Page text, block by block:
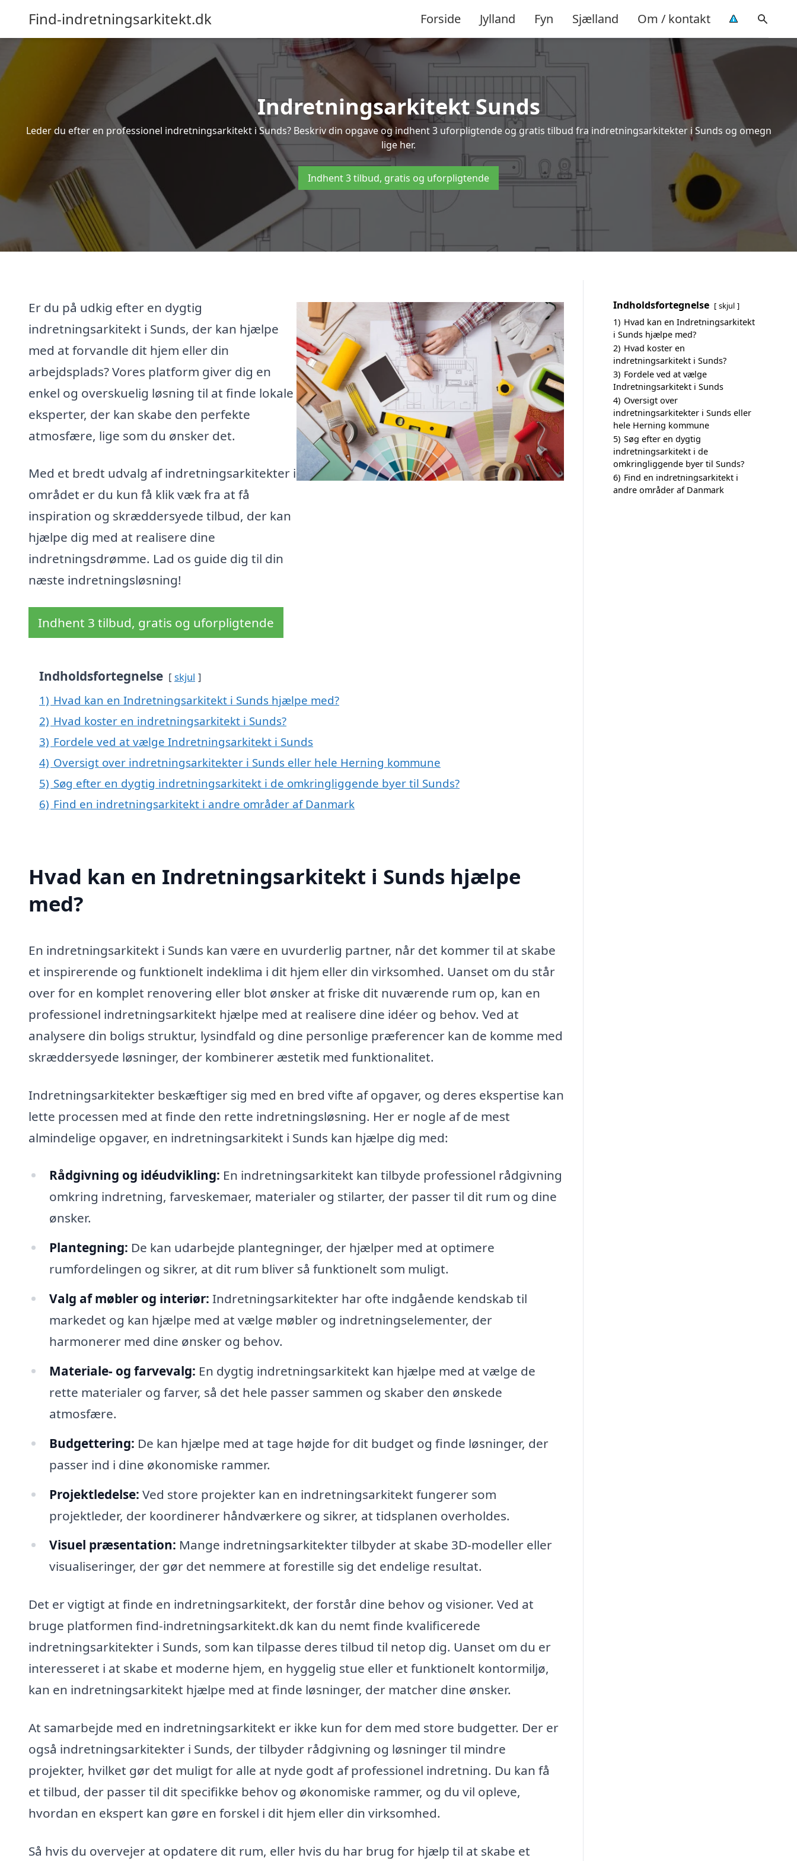
Find-indretningsarkitekt.dk Forside Jylland Fyn Sjælland Om / kontakt
Indretningsarkitekt Sunds
Leder du efter en professionel indretningsarkitekt i Sunds? Beskriv din opgave og indhent 3 uforpligtende og gratis tilbud fra indretningsarkitekter i Sunds og omegn
lige her.
Indhent 3 tilbud, gratis og uforpligtende
Er du på udkig efter en dygtig
indretningsarkitekt i Sunds, der kan hjælpe
med at forvandle dit hjem eller din
arbejdsplads? Vores platform giver dig en
enkel og overskuelig løsning til at finde lokale
eksperter, der kan skabe den perfekte
atmosfære, lige som du ønsker det.
Med et bredt udvalg af indretningsarkitekter i
området er du kun få klik væk fra at få
inspiration og skræddersyede tilbud, der kan
hjælpe dig med at realisere dine
indretningsdrømme. Lad os guide dig til din
næste indretningsløsning!
Indhent 3 tilbud, gratis og uforpligtende
Indholdsfortegnelse skjul
1) Hvad kan en Indretningsarkitekt i Sunds hjælpe med?
2) Hvad koster en indretningsarkitekt i Sunds?
3) Fordele ved at vælge Indretningsarkitekt i Sunds
4) Oversigt over indretningsarkitekter i Sunds eller hele Herning kommune
5) Søg efter en dygtig indretningsarkitekt i de omkringliggende byer til Sunds?
6) Find en indretningsarkitekt i andre områder af Danmark
Hvad kan en Indretningsarkitekt i Sunds hjælpe
med?
En indretningsarkitekt i Sunds kan være en uvurderlig partner, når det kommer til at skabe
et inspirerende og funktionelt indeklima i dit hjem eller din virksomhed. Uanset om du står
over for en komplet renovering eller blot ønsker at friske dit nuværende rum op, kan en
professionel indretningsarkitekt hjælpe med at realisere dine idéer og behov. Ved at
analysere din boligs struktur, lysindfald og dine personlige præferencer kan de komme med
skræddersyede løsninger, der kombinerer æstetik med funktionalitet.
Indretningsarkitekter beskæftiger sig med en bred vifte af opgaver, og deres ekspertise kan
lette processen med at finde den rette indretningsløsning. Her er nogle af de mest
almindelige opgaver, en indretningsarkitekt i Sunds kan hjælpe dig med:
Rådgivning og idéudvikling: En indretningsarkitekt kan tilbyde professionel rådgivning
omkring indretning, farveskemaer, materialer og stilarter, der passer til dit rum og dine
ønsker.
Plantegning: De kan udarbejde plantegninger, der hjælper med at optimere
rumfordelingen og sikrer, at dit rum bliver så funktionelt som muligt.
Valg af møbler og interiør: Indretningsarkitekter har ofte indgående kendskab til
markedet og kan hjælpe med at vælge møbler og indretningselementer, der
harmonerer med dine ønsker og behov.
Materiale- og farvevalg: En dygtig indretningsarkitekt kan hjælpe med at vælge de
rette materialer og farver, så det hele passer sammen og skaber den ønskede
atmosfære.
Budgettering: De kan hjælpe med at tage højde for dit budget og finde løsninger, der
passer ind i dine økonomiske rammer.
Projektledelse: Ved store projekter kan en indretningsarkitekt fungerer som
projektleder, der koordinerer håndværkere og sikrer, at tidsplanen overholdes.
Visuel præsentation: Mange indretningsarkitekter tilbyder at skabe 3D-modeller eller
visualiseringer, der gør det nemmere at forestille sig det endelige resultat.
Det er vigtigt at finde en indretningsarkitekt, der forstår dine behov og visioner. Ved at
bruge platformen find-indretningsarkitekt.dk kan du nemt finde kvalificerede
indretningsarkitekter i Sunds, som kan tilpasse deres tilbud til netop dig. Uanset om du er
interesseret i at skabe et moderne hjem, en hyggelig stue eller et funktionelt kontormiljø,
kan en indretningsarkitekt hjælpe med at finde løsninger, der matcher dine ønsker.
At samarbejde med en indretningsarkitekt er ikke kun for dem med store budgetter. Der er
også indretningsarkitekter i Sunds, der tilbyder rådgivning og løsninger til mindre
projekter, hvilket gør det muligt for alle at nyde godt af professionel indretning. Du kan få
et tilbud, der passer til dit specifikke behov og økonomiske rammer, og du vil opleve,
hvordan en ekspert kan gøre en forskel i dit hjem eller din virksomhed.
Så hvis du overvejer at opdatere dit rum, eller hvis du har brug for hjælp til at skabe et
Indholdsfortegnelse skjul
1) Hvad kan en Indretningsarkitekt
i Sunds hjælpe med?
2) Hvad koster en
indretningsarkitekt i Sunds?
3) Fordele ved at vælge
Indretningsarkitekt i Sunds
4) Oversigt over
indretningsarkitekter i Sunds eller
hele Herning kommune
5) Søg efter en dygtig
indretningsarkitekt i de
omkringliggende byer til Sunds?
6) Find en indretningsarkitekt i
andre områder af Danmark